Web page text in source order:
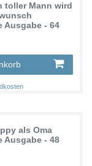
toller Mann wird
Ausgabe - 64
als Oma
Ausgabe - 48